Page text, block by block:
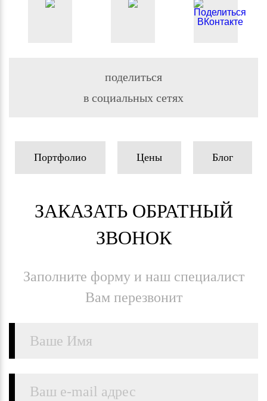
поделиться
в социальных сетях
Портфолио Цены Блог
ЗАКАЗАТЬ ОБРАТНЫЙ
ЗВОНОК
Заполните форму и наш специалист
Вам перезвонит